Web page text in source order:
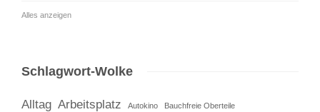
Alles anzeigen
Schlagwort-Wolke
Alltag Arbeitsplatz Autokino Bauchfreie Oberteile